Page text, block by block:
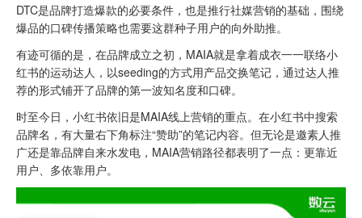
DTC是品牌打造爆款的必要条件，也是推行社媒营销的基础，围绕
爆品的口碑传播策略也需要这群种子用户的向外助推。
有迹可循的是，在品牌成立之初，MAIA就是拿着成衣一一联络小
红书的运动达人，以seeding的方式用产品交换笔记，通过达人推
荐的形式铺开了品牌的第一波知名度和口碑。
时至今日，小红书依旧是MAIA线上营销的重点。在小红书中搜索
品牌名，有大量右下角标注“赞助”的笔记内容。但无论是邀素人推
广还是靠品牌自来水发电，MAIA营销路径都表明了一点：更靠近
用户、多依靠用户。